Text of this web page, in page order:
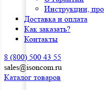
Инструкции,
Доставка и оплата
Как заказать?
Контакты
8 (800) 500 43 55
sales@isoncom.ru
Каталог товаров